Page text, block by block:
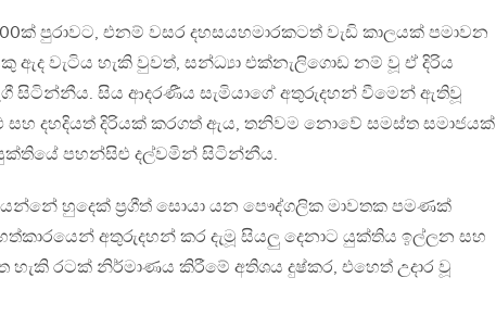
පුරාවට, එනම් වසර දහසයහමාරකටත් වැඩි කාලයක් පමාවන
වැටිය හැකි වුවත්, සන්ධ්‍යා එක්නැලිගොඩ නම් වූ ඒ දිරිය
සිටින්නීය. සිය ආදරණීය සැමියාගේ අතුරුදහන් වීමෙන් ඇතිවූ
සහ දහදියත් දිරියක් කරගත් ඇය, තනිවම නොවේ සමස්ත සමාජයක්
පහන්සිළු දල්වමින් සිටින්නීය.
හුදෙක් ප්‍රගීත් සොයා යන පෞද්ගලික මාවතක පමණක්
අතුරුදහන් කර දැමූ සියලු දෙනාට යුක්තිය ඉල්ලන සහ
හැකි රටක් නිර්මාණය කිරීමේ අතිශය දුෂ්කර, එහෙත් උදාර වූ